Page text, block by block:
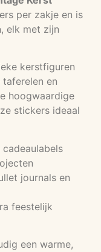
per zakje en is
elk met zijn
kerstfiguren
en
hoogwaardige
stickers ideaal
journals en
feestelijk
een warme,